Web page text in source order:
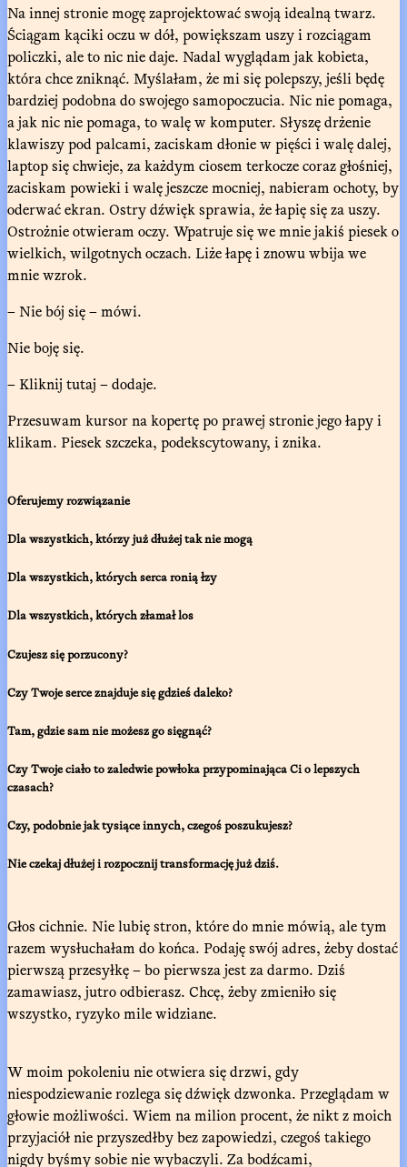
Na innej stronie mogę zaprojektować swoją idealną twarz.
Ściągam kąciki oczu w dół, powiększam uszy i rozciągam
policzki, ale to nic nie daje. Nadal wyglądam jak kobieta,
która chce zniknąć. Myślałam, że mi się polepszy, jeśli będę
bardziej podobna do swojego samopoczucia. Nic nie pomaga,
a jak nic nie pomaga, to walę w komputer. Słyszę drżenie
klawiszy pod palcami, zaciskam dłonie w pięści i walę dalej,
laptop się chwieje, za każdym ciosem terkocze coraz głośniej,
zaciskam powieki i walę jeszcze mocniej, nabieram ochoty, by
oderwać ekran. Ostry dźwięk sprawia, że łapię się za uszy.
Ostrożnie otwieram oczy. Wpatruje się we mnie jakiś piesek o
wielkich, wilgotnych oczach. Liże łapę i znowu wbija we
mnie wzrok.
– Nie bój się – mówi.
Nie boję się.
– Kliknij tutaj – dodaje.
Przesuwam kursor na kopertę po prawej stronie jego łapy i
klikam. Piesek szczeka, podekscytowany, i znika.
Oferujemy rozwiązanie
Dla wszystkich, którzy już dłużej tak nie mogą
Dla wszystkich, których serca ronią łzy
Dla wszystkich, których złamał los
Czujesz się porzucony?
Czy Twoje serce znajduje się gdzieś daleko?
Tam, gdzie sam nie możesz go sięgnąć?
Czy Twoje ciało to zaledwie powłoka przypominająca Ci o lepszych
czasach?
Czy, podobnie jak tysiące innych, czegoś poszukujesz?
Nie czekaj dłużej i rozpocznij transformację już dziś.
Głos cichnie. Nie lubię stron, które do mnie mówią, ale tym
razem wysłuchałam do końca. Podaję swój adres, żeby dostać
pierwszą przesyłkę – bo pierwsza jest za darmo. Dziś
zamawiasz, jutro odbierasz. Chcę, żeby zmieniło się
wszystko, ryzyko mile widziane.
W moim pokoleniu nie otwiera się drzwi, gdy
niespodziewanie rozlega się dźwięk dzwonka. Przeglądam w
głowie możliwości. Wiem na milion procent, że nikt z moich
przyjaciół nie przyszedłby bez zapowiedzi, czegoś takiego
nigdy byśmy sobie nie wybaczyli. Za bodźcami,